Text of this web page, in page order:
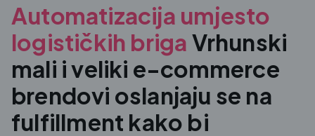
Automatizacija umjesto
logističkih briga Vrhunski
mali i veliki e-commerce
brendovi oslanjaju se na
fulfillment kako bi